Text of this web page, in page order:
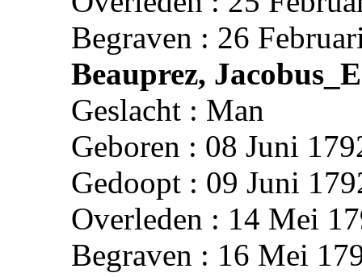
Begraven : 26
Beauprez,
Geslacht : Man
Geboren : 08 Juni
Gedoopt : 09 Juni
Overleden : 14 Mei
Begraven : 16 Mei